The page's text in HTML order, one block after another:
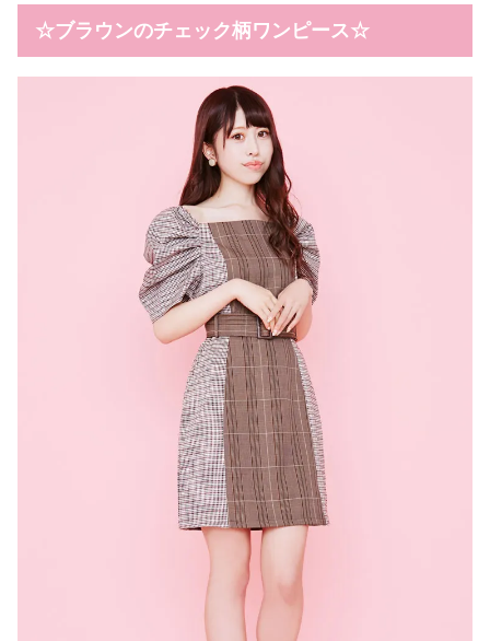
☆ブラウンのチェック柄ワンピース☆